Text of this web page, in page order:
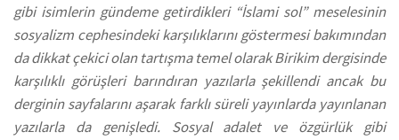
gibi isimlerin gündeme getirdikleri “İslami sol” meselesinin
sosyalizm cephesindeki karşılıklarını göstermesi bakımından
da dikkat çekici olan tartışma temel olarak Birikim dergisinde
karşılıklı görüşleri barındıran yazılarla şekillendi ancak bu
derginin sayfalarını aşarak farklı süreli yayınlarda yayınlanan
yazılarla da genişledi. Sosyal adalet ve özgürlük gibi